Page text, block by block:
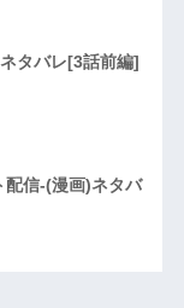
タバレ[3話前編]
配信-(漫画)ネタバ